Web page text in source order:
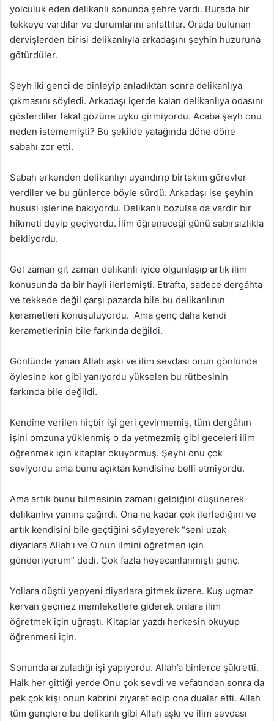
yolculuk eden delikanlı sonunda şehre vardı. Burada bir
tekkeye vardılar ve durumlarını anlattılar. Orada bulunan
dervişlerden birisi delikanlıyla arkadaşını şeyhin huzuruna
götürdüler.
Şeyh iki genci de dinleyip anladıktan sonra delikanlıya
çıkmasını söyledi. Arkadaşı içerde kalan delikanlıya odasını
gösterdiler fakat gözüne uyku girmiyordu. Acaba şeyh onu
neden istememişti? Bu şekilde yatağında döne döne
sabahı zor etti.
Sabah erkenden delikanlıyı uyandırıp birtakım görevler
verdiler ve bu günlerce böyle sürdü. Arkadaşı ise şeyhin
hususi işlerine bakıyordu. Delikanlı bozulsa da vardır bir
hikmeti deyip geçiyordu. İlim öğreneceği günü sabırsızlıkla
bekliyordu.
Gel zaman git zaman delikanlı iyice olgunlaşıp artık ilim
konusunda da bir hayli ilerlemişti. Etrafta, sadece dergâhta
ve tekkede değil çarşı pazarda bile bu delikanlının
kerametleri konuşuluyordu. Ama genç daha kendi
kerametlerinin bile farkında değildi.
Gönlünde yanan Allah aşkı ve ilim sevdası onun gönlünde
öylesine kor gibi yanıyordu yükselen bu rütbesinin
farkında bile değildi.
Kendine verilen hiçbir işi geri çevirmemiş, tüm dergâhın
işini omzuna yüklenmiş o da yetmezmiş gibi geceleri ilim
öğrenmek için kitaplar okuyormuş. Şeyhi onu çok
seviyordu ama bunu açıktan kendisine belli etmiyordu.
Ama artık bunu bilmesinin zamanı geldiğini düşünerek
delikanlıyı yanına çağırdı. Ona ne kadar çok ilerlediğini ve
artık kendisini bile geçtiğini söyleyerek “seni uzak
diyarlara Allah’ı ve O’nun ilmini öğretmen için
gönderiyorum” dedi. Çok fazla heyecanlanmıştı genç.
Yollara düştü yepyeni diyarlara gitmek üzere. Kuş uçmaz
kervan geçmez memleketlere giderek onlara ilim
öğretmek için uğraştı. Kitaplar yazdı herkesin okuyup
öğrenmesi için.
Sonunda arzuladığı işi yapıyordu. Allah’a binlerce şükretti.
Halk her gittiği yerde Onu çok sevdi ve vefatından sonra da
pek çok kişi onun kabrini ziyaret edip ona dualar etti. Allah
tüm gençlere bu delikanlı gibi Allah aşkı ve ilim sevdası